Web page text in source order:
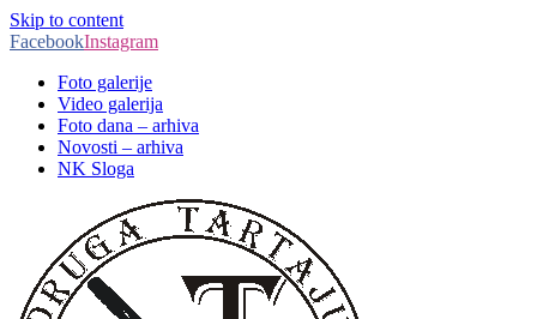
Skip to content
FacebookInstagram
Foto galerije
Video galerija
Foto dana – arhiva
Novosti – arhiva
NK Sloga